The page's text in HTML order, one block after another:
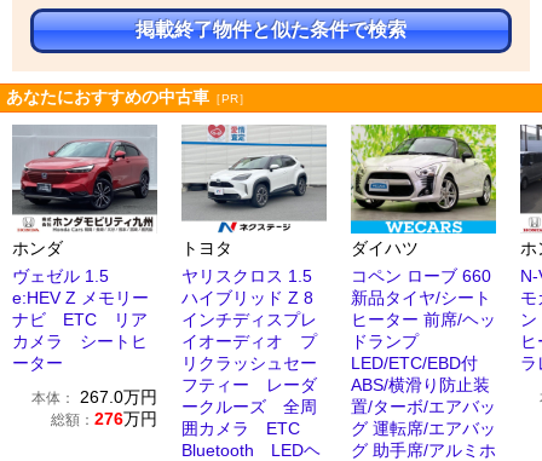
掲載終了物件と似た条件で検索
あなたにおすすめの中古車 ［PR］
ホンダ
ヴェゼル 1.5
e:HEV Z メモリー
ナビ ETC リア
カメラ シートヒ
ーター
本体： 267.0万円
総額： 276万円
トヨタ
ヤリスクロス 1.5
ハイブリッド Z 8
インチディスプレ
イオーディオ プ
リクラッシュセー
フティー レーダ
ークルーズ 全周
囲カメラ ETC
Bluetooth LEDヘ
ダイハツ
コペン ローブ 660
新品タイヤ/シート
ヒーター 前席/ヘッ
ドランプ
LED/ETC/EBD付
ABS/横滑り防止装
置/ターボ/エアバッ
グ 運転席/エアバッ
グ 助手席/アルミホ
ホ
ラ